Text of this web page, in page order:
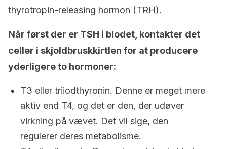
thyrotropin-releasing hormon (TRH).
Når først der er TSH i blodet, kontakter det
celler i skjoldbruskkirtlen for at producere
yderligere to hormoner:
T3 eller triiodthyronin. Denne er meget mere
aktiv end T4, og det er den, der udøver
virkning på vævet. Det vil sige, den
regulerer deres metabolisme.